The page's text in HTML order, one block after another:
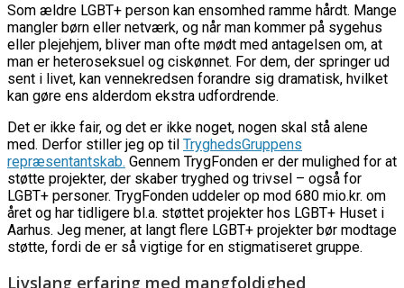
Som ældre LGBT+ person kan ensomhed ramme hårdt. Mange
mangler børn eller netværk, og når man kommer på sygehus
eller plejehjem, bliver man ofte mødt med antagelsen om, at
man er heteroseksuel og ciskønnet. For dem, der springer ud
sent i livet, kan vennekredsen forandre sig dramatisk, hvilket
kan gøre ens alderdom ekstra udfordrende.
Det er ikke fair, og det er ikke noget, nogen skal stå alene
med. Derfor stiller jeg op til TryghedsGruppens
repræsentantskab. Gennem TrygFonden er der mulighed for at
støtte projekter, der skaber tryghed og trivsel – også for
LGBT+ personer. TrygFonden uddeler op mod 680 mio.kr. om
året og har tidligere bl.a. støttet projekter hos LGBT+ Huset i
Aarhus. Jeg mener, at langt flere LGBT+ projekter bør modtage
støtte, fordi de er så vigtige for en stigmatiseret gruppe.
Livslang erfaring med mangfoldighed